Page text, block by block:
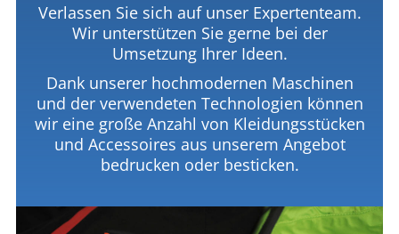
Verlassen Sie sich auf unser Expertenteam.
Wir unterstützen Sie gerne bei der
Umsetzung Ihrer Ideen.
Dank unserer hochmodernen Maschinen
und der verwendeten Technologien können
wir eine große Anzahl von Kleidungsstücken
und Accessoires aus unserem Angebot
bedrucken oder besticken.